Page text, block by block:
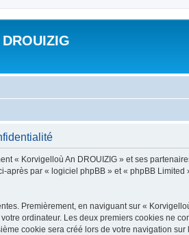
« Korvigelloù An DROUIZIG » et ses
après par « logiciel phpBB » et « phpBB
Premièrement, en naviguant sur «
ordinateur. Les deux premiers cookies ne
cookie sera créé lors de votre navigation